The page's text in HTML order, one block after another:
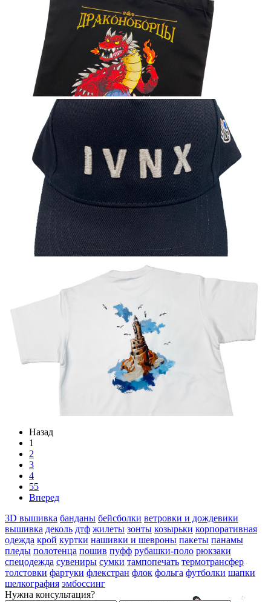
Назад
1
2
3
4
55
Вперед
3D вышивка банданы бейсболки ветровки и дождевики
вышивка деколь дтф жилеты зонты козырьки корпоративная
одежда крой куртки нашивки и шевроны пакеты панамы
пледы полотенца пошив пуфф рубашки-поло рюкзаки
спецодежда сувениры сумки тампопечать термотрансфер
толстовки фартуки флекстран флок фольга футболки шапки
шелкография эмбоссинг
Нужна консультация?